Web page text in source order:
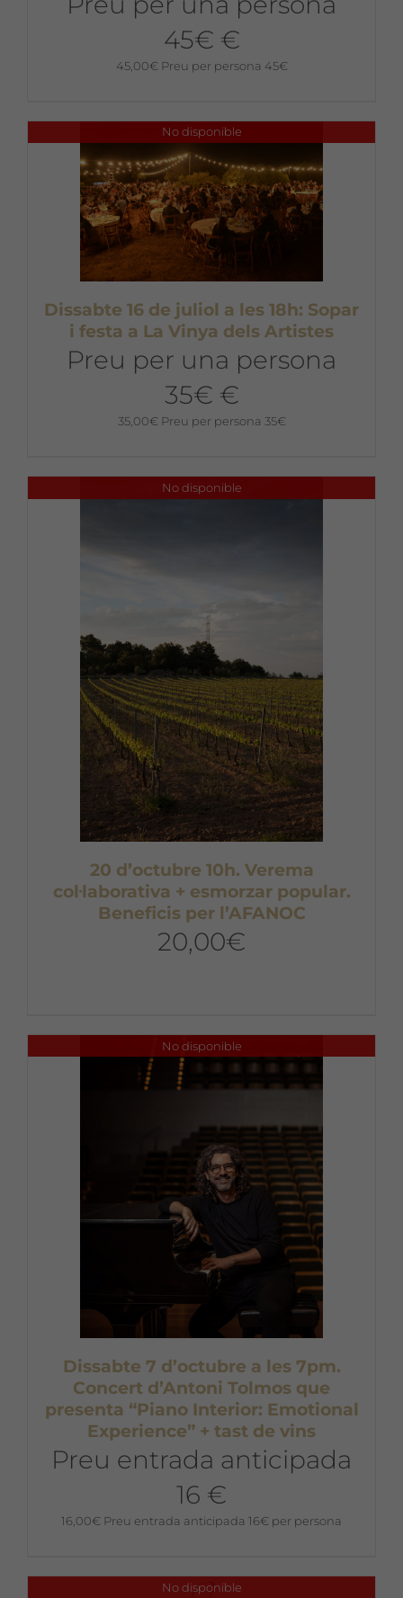
45€ €
45,00€ Preu per persona 45€
No disponible
Dissabte 16 de juliol a les 18h: Sopar
i festa a La Vinya dels Artistes
Preu per una persona
35€ €
35,00€ Preu per persona 35€
No disponible
20 d’octubre 10h. Verema
col·laborativa + esmorzar popular.
Beneficis per l’AFANOC
20,00€
No disponible
Dissabte 7 d’octubre a les 7pm.
Concert d’Antoni Tolmos que
presenta “Piano Interior: Emotional
Experience” + tast de vins
Preu entrada anticipada
16 €
16,00€ Preu entrada anticipada 16€ per persona
No disponible